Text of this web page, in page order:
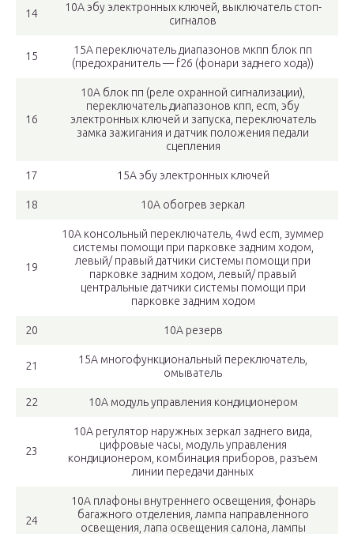
14
10А эбу электронных ключей, выключатель стоп-
сигналов
15
15А переключатель диапазонов мкпп блок пп
(предохранитель — f26 (фонари заднего хода))
16
10А блок пп (реле охранной сигнализации),
переключатель диапазонов кпп, ecm, эбу
электронных ключей и запуска, переключатель
замка зажигания и датчик положения педали
сцепления
17 15А эбу электронных ключей
18 10А обогрев зеркал
19
10А консольный переключатель, 4wd ecm, зуммер
системы помощи при парковке задним ходом,
левый/ правый датчики системы помощи при
парковке задним ходом, левый/ правый
центральные датчики системы помощи при
парковке задним ходом
20 10А резерв
21
15А многофункциональный переключатель,
омыватель
22 10А модуль управления кондиционером
23
10А регулятор наружных зеркал заднего вида,
цифровые часы, модуль управления
кондиционером, комбинация приборов, разъем
линии передачи данных
24
10А плафоны внутреннего освещения, фонарь
багажного отделения, лампа направленного
освещения, лапа освещения салона, лампы